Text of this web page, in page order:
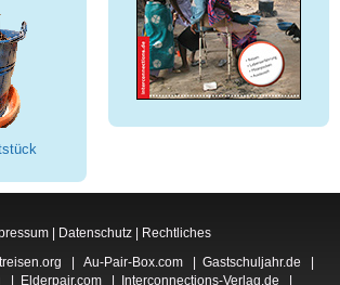
Datenschutz
Rechtliches
| Au-Pair-Box.com | Gastschuljahr.de |
| Elderpair.com| Interconnections-Verlag.de |